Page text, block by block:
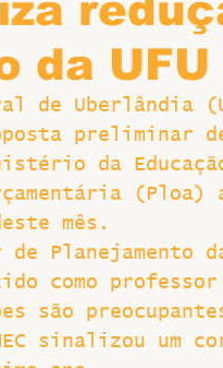
Formação e
Politicas
da
de Uberlândia
preliminar de
da
(Ploa)
mês.
Planejamento
como
são
sinalizou um